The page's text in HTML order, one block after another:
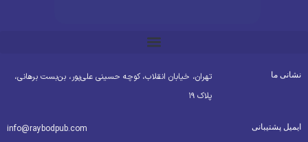
ما
تهران، خیابان انقلاب، کوچه حسینی علی‌پور، بن‌بست برهانی،
پلاک ۱۹
پشتیبانی info@raybodpub.com